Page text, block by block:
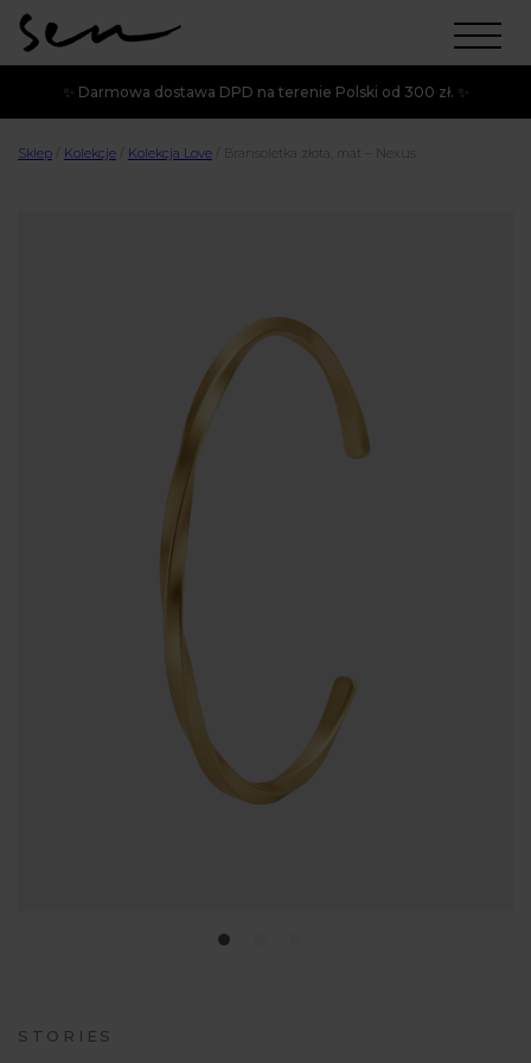
✨ Darmowa dostawa DPD na terenie Polski od 300 zł. ✨
Sklep Kolekcje Kolekcja Love Bransoletka złota, mat – Nexus
STORIES